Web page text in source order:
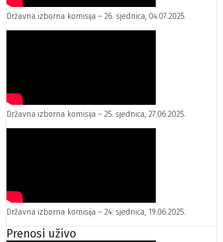
Državna izborna komisija – 26. sjednica, 04.07.2025.
Državna izborna komisija – 25. sjednica, 27.06.2025.
Državna izborna komisija – 24. sjednica, 19.06.2025.
Prenosi uživo